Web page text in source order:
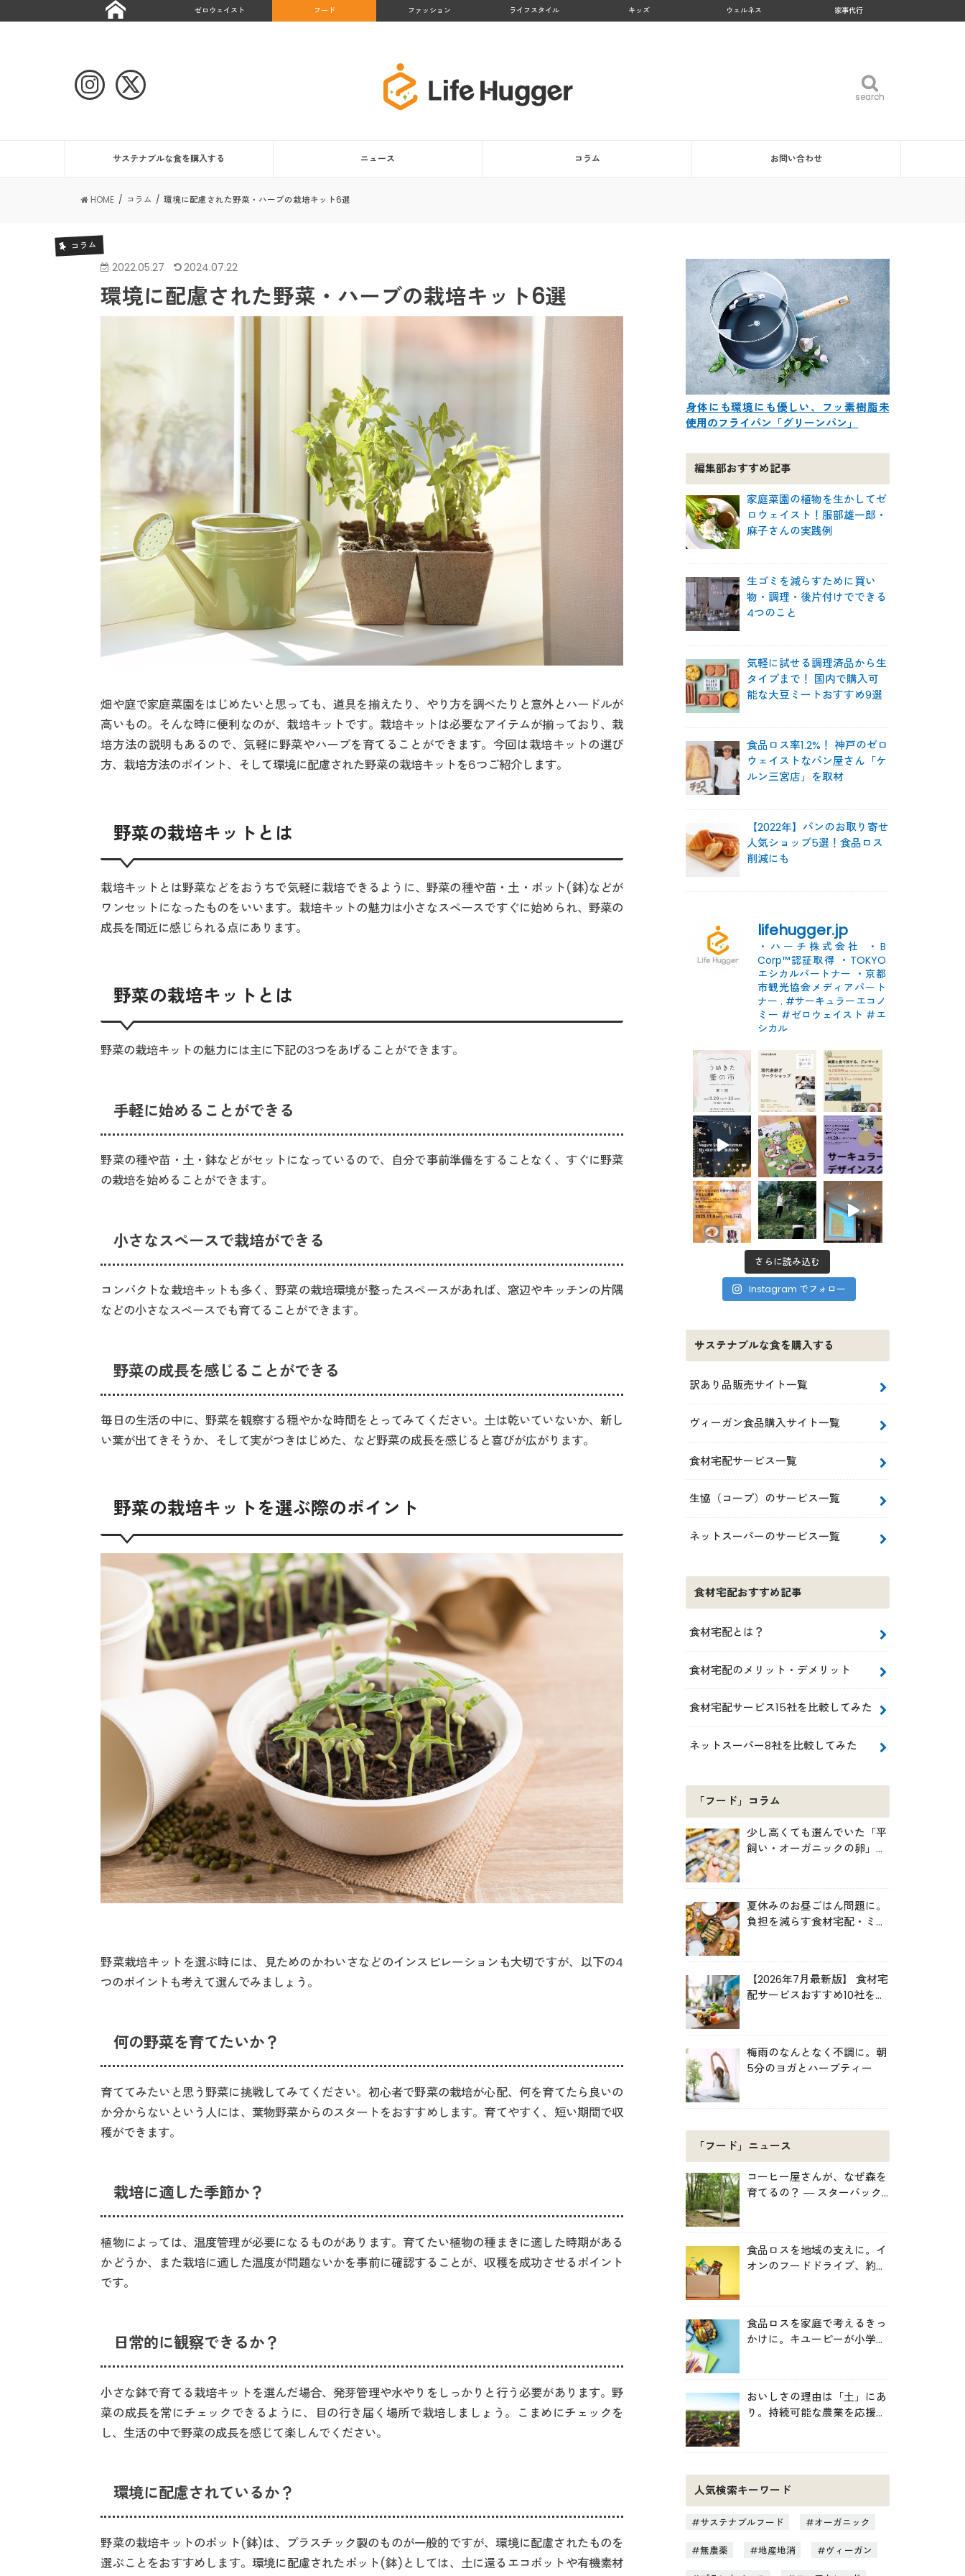
ゼロウェイスト フード ファッション ライフスタイル キッズ ウェルネス 家事代行
search
search
サステナブルな食を購入する ニュース コラム お問い合わせ
HOME コラム 環境に配慮された野菜・ハーブの栽培キット6選
コラム
2022.05.27 2024.07.22
環境に配慮された野菜・ハーブの栽培キット6選
畑や庭で家庭菜園をはじめたいと思っても、道具を揃えたり、やり方を調べたりと意外とハードルが
高いもの。そんな時に便利なのが、栽培キットです。栽培キットは必要なアイテムが揃っており、栽
培方法の説明もあるので、気軽に野菜やハーブを育てることができます。今回は栽培キットの選び
方、栽培方法のポイント、そして環境に配慮された野菜の栽培キットを6つご紹介します。
野菜の栽培キットとは
栽培キットとは野菜などをおうちで気軽に栽培できるように、野菜の種や苗・土・ポット(鉢)などが
ワンセットになったものをいいます。栽培キットの魅力は小さなスペースですぐに始められ、野菜の
成長を間近に感じられる点にあります。
野菜の栽培キットとは
野菜の栽培キットの魅力には主に下記の3つをあげることができます。
手軽に始めることができる
野菜の種や苗・土・鉢などがセットになっているので、自分で事前準備をすることなく、すぐに野菜
の栽培を始めることができます。
小さなスペースで栽培ができる
コンパクトな栽培キットも多く、野菜の栽培環境が整ったスペースがあれば、窓辺やキッチンの片隅
などの小さなスペースでも育てることができます。
野菜の成長を感じることができる
毎日の生活の中に、野菜を観察する穏やかな時間をとってみてください。土は乾いていないか、新し
い葉が出てきそうか、そして実がつきはじめた、など野菜の成長を感じると喜びが広がります。
野菜の栽培キットを選ぶ際のポイント
野菜栽培キットを選ぶ時には、見ためのかわいさなどのインスピレーションも大切ですが、以下の4
つのポイントも考えて選んでみましょう。
何の野菜を育てたいか？
育ててみたいと思う野菜に挑戦してみてください。初心者で野菜の栽培が心配、何を育てたら良いの
か分からないという人には、葉物野菜からのスタートをおすすめします。育てやすく、短い期間で収
穫ができます。
栽培に適した季節か？
植物によっては、温度管理が必要になるものがあります。育てたい植物の種まきに適した時期がある
かどうか、また栽培に適した温度が問題ないかを事前に確認することが、収穫を成功させるポイント
です。
日常的に観察できるか？
小さな鉢で育てる栽培キットを選んだ場合、発芽管理や水やりをしっかりと行う必要があります。野
菜の成長を常にチェックできるように、目の行き届く場所で栽培しましょう。こまめにチェックを
し、生活の中で野菜の成長を感じて楽しんでください。
環境に配慮されているか？
野菜の栽培キットのポット(鉢)は、プラスチック製のものが一般的ですが、環境に配慮されたものを
選ぶことをおすすめします。環境に配慮されたポット(鉢)としては、土に還るエコポットや有機素材
身体にも環境にも優しい、フッ素樹脂未
使用のフライパン「グリーンパン」
編集部おすすめ記事
家庭菜園の植物を生かしてゼ
ロウェイスト！服部雄一郎・
麻子さんの実践例
生ゴミを減らすために買い
物・調理・後片付けでできる
4つのこと
気軽に試せる調理済品から生
タイプまで！ 国内で購入可
能な大豆ミートおすすめ9選
食品ロス率1.2%！ 神戸のゼロ
ウェイストなパン屋さん「ケ
ルン三宮店」を取材
【2022年】パンのお取り寄せ
人気ショップ5選！食品ロス
削減にも
lifehugger.jp
・ハーチ株式会社
・B
Corp™認証取得 ・TOKYO
エシカルパートナー ・京都
市観光協会メディアパート
ナー . #サーキュラーエコノ
ミー #ゼロウェイスト #エ
シカル
さらに読み込む
Instagram でフォロー
サステナブルな食を購入する
訳あり品販売サイト一覧
ヴィーガン食品購入サイト一覧
食材宅配サービス一覧
生協（コープ）のサービス一覧
ネットスーパーのサービス一覧
食材宅配おすすめ記事
食材宅配とは？
食材宅配のメリット・デメリット
食材宅配サービス15社を比較してみた
ネットスーパー8社を比較してみた
「フード」コラム
少し高くても選んでいた「平
飼い・オーガニックの卵」。
夏休みのお昼ごはん問題に。
負担を減らす食材宅配・ミー
【2026年7月最新版】 食材宅
配サービスおすすめ10社を比
梅雨のなんとなく不調に。朝
5分のヨガとハーブティー
「フード」ニュース
コーヒー屋さんが、なぜ森を
育てるの？ ― スターバック
食品ロスを地域の支えに。イ
オンのフードドライブ、約
食品ロスを家庭で考えるきっ
かけに。キユーピーが小学生
おいしさの理由は「土」にあ
り。持続可能な農業を応援す
人気検索キーワード
サステナブルフード オーガニック
無農薬 地産地消 ヴィーガン